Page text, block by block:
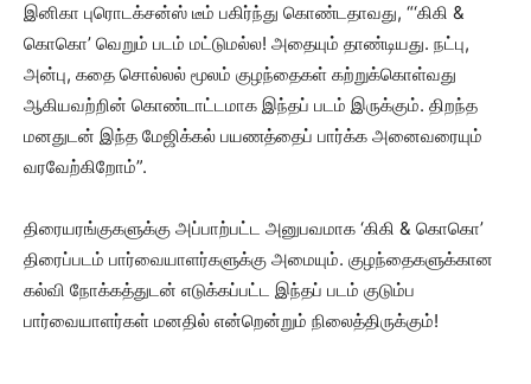
இனிகா புரொடக்சன்ஸ் டீம் பகிர்ந்து கொண்டதாவது, “‘கிகி &
கொகொ’ வெறும் படம் மட்டுமல்ல! அதையும் தாண்டியது. நட்பு,
அன்பு, கதை சொல்லல் மூலம் குழந்தைகள் கற்றுக்கொள்வது
ஆகியவற்றின் கொண்டாட்டமாக இந்தப் படம் இருக்கும். திறந்த
மனதுடன் இந்த மேஜிக்கல் பயணத்தைப் பார்க்க அனைவரையும்
வரவேற்கிறோம்”.
திரையரங்குகளுக்கு அப்பாற்பட்ட அனுபவமாக ‘கிகி & கொகொ’
திரைப்படம் பார்வையாளர்களுக்கு அமையும். குழந்தைகளுக்கான
கல்வி நோக்கத்துடன் எடுக்கப்பட்ட இந்தப் படம் குடும்ப
பார்வையாளர்கள் மனதில் என்றென்றும் நிலைத்திருக்கும்!